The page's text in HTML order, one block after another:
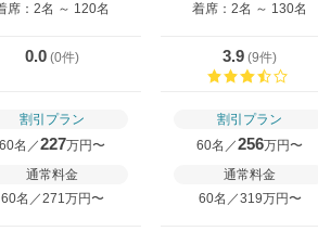
席：2名 ～ 120名 着席：2名 ～ 130名
0.0 (0件) 3.9 (9件)
割引プラン
60名／227万円〜
通常料金
60名／271万円〜
割引プラン
60名／256万円〜
通常料金
60名／319万円〜